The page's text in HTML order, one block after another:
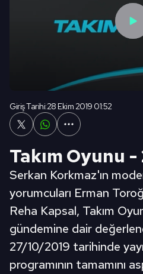
Giriş Tarihi:28 Ekim 2019 01:52
Takım Oyunu
Serkan Korkmaz'ın
yorumcuları Erman
Reha Kapsal, Takım
gündemine dair
27/10/2019 tarihinde
programının tamamını